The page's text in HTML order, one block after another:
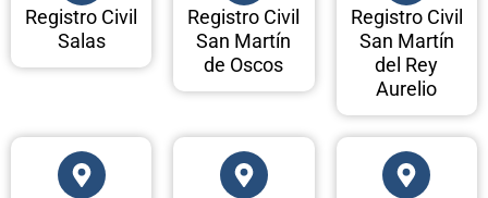
Registro Civil
Salas
Registro Civil
San Martín
de Oscos
Registro Civil
San Martín
del Rey
Aurelio